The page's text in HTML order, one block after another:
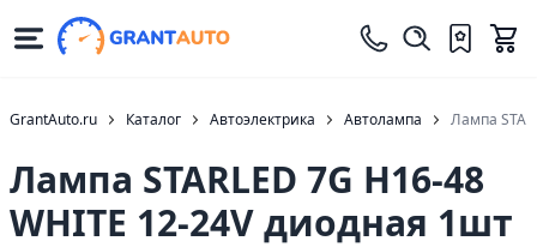
GrantAuto.ru Каталог Автоэлектрика Автолампа Лампа
Лампа STARLED 7G H16-48
WHITE 12-24V диодная 1шт